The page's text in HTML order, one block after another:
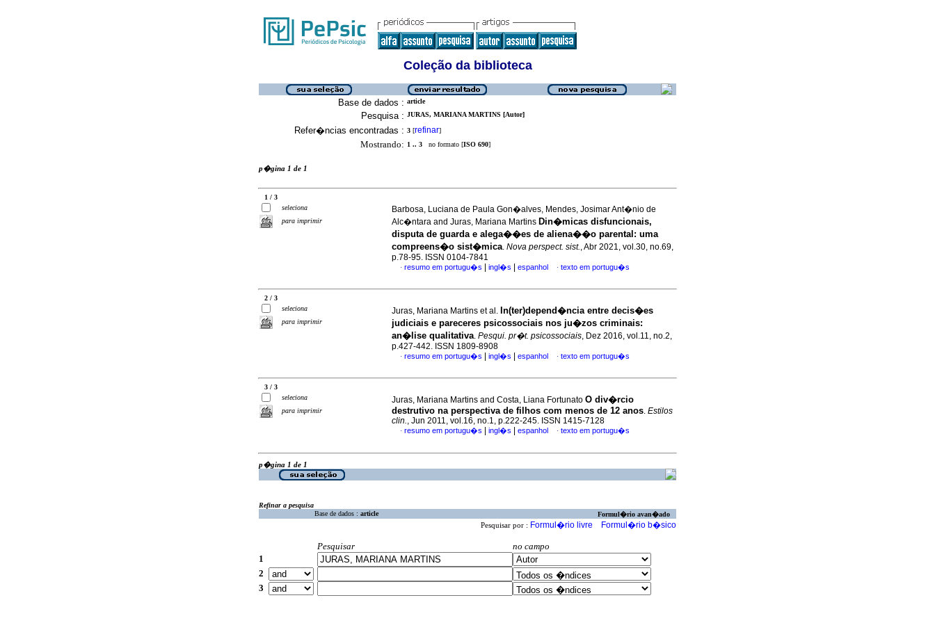
Coleção da biblioteca
Base de dados : article
Pesquisa : JURAS, MARIANA MARTINS [Autor]
Refer�ncias encontradas : 3 [refinar]
Mostrando: 1 .. 3 no formato [ISO 690]
p�gina 1 de 1
1 / 3
seleciona
para imprimir
Barbosa, Luciana de Paula Gon�alves, Mendes, Josimar Ant�nio de
Alc�ntara and Juras, Mariana Martins Din�micas disfuncionais,
disputa de guarda e alega��es de aliena��o parental : uma
compreens�o sist�mica. Nova perspect. sist., Abr 2021, vol.30, no.69,
p.78-95. ISSN 0104-7841
· resumo em portugu�s ingl�s espanhol · texto em portugu�s
2 / 3
seleciona
para imprimir
Juras, Mariana Martins et al. In(ter)depend�ncia entre decis�es
judiciais e pareceres psicossociais nos ju�zos criminais:
an�lise qualitativa. Pesqui. pr�t. psicossociais, Dez 2016, vol.11, no.2,
p.427-442. ISSN 1809-8908
· resumo em portugu�s ingl�s espanhol · texto em portugu�s
3 / 3
seleciona
para imprimir
Juras, Mariana Martins and Costa, Liana Fortunato O div�rcio
destrutivo na perspectiva de filhos com menos de 12 anos. Estilos
clin., Jun 2011, vol.16, no.1, p.222-245. ISSN 1415-7128
· resumo em portugu�s ingl�s espanhol · texto em portugu�s
p�gina 1 de 1
Refinar a pesquisa
Base de dados : article Formul�rio avan�ado
Pesquisar por : Formul�rio livre Formul�rio b�sico
Pesquisar
no campo
1
2
3